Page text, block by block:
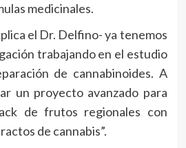
medicinales.
el Dr. Delfino- ya tenemos
trabajando en el estudio
de cannabinoides. A
un proyecto avanzado para
de frutos regionales con
de cannabis”.